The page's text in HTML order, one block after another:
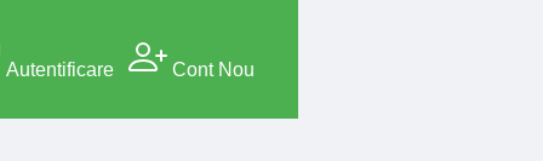
Autentificare Cont Nou